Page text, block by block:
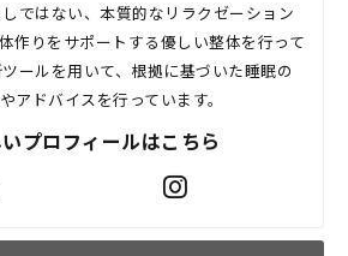
ではない、本質的なリラクゼーション
作りをサポートする優しい整体を行って
ールを用いて、根拠に基づいた睡眠の
アドバイスを行っています。
プロフィールはこちら